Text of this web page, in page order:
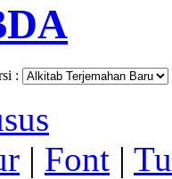
:
| Font |